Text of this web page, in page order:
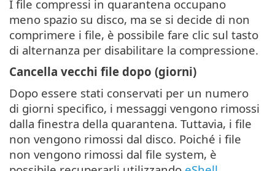
I file compressi in quarantena occupano
meno spazio su disco, ma se si decide di non
comprimere i file, è possibile fare clic sul tasto
di alternanza per disabilitare la compressione.
Cancella vecchi file dopo (giorni)
Dopo essere stati conservati per un numero
di giorni specifico, i messaggi vengono rimossi
dalla finestra della quarantena. Tuttavia, i file
non vengono rimossi dal disco. Poiché i file
non vengono rimossi dal file system, è